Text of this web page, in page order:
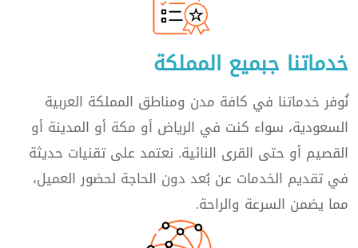
خدماتنا جبميع المملكة
نُوفر خدماتنا في كافة مدن ومناطق المملكة العربية
السعودية، سواء كنت في الرياض أو مكة أو المدينة أو
القصيم أو حتى القرى النائية. نعتمد على تقنيات حديثة
في تقديم الخدمات عن بُعد دون الحاجة لحضور العميل،
مما يضمن السرعة والراحة.